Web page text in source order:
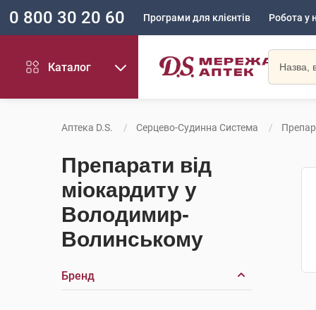
0 800 30 20 60 Програми для клієнтів Робота у
Каталог
Аптека D.S. Серцево-Судинна Система
Препарати від
міокардиту у
Володимир-
Волинському
Бренд